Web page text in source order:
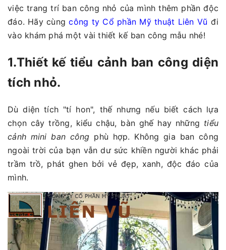
việc trang trí ban công nhỏ của mình thêm phần độc
đáo. Hãy cùngcông ty Cổ phần Mỹ thuật Liên Vũ đi
vào khám phá một vài thiết kế ban công mẫu nhé!
1.Thiết kế tiểu cảnh ban công diện
tích nhỏ.
Dù diện tích "tí hon", thế nhưng nếu biết cách lựa
chọn cây trồng, kiểu chậu, bàn ghế hay những tiểu
cảnh mini ban công phù hợp. Không gia ban công
ngoài trời của bạn vẫn dư sức khiền người khác phải
trầm trồ, phát ghen bởi vẻ đẹp, xanh, độc đáo của
mình.